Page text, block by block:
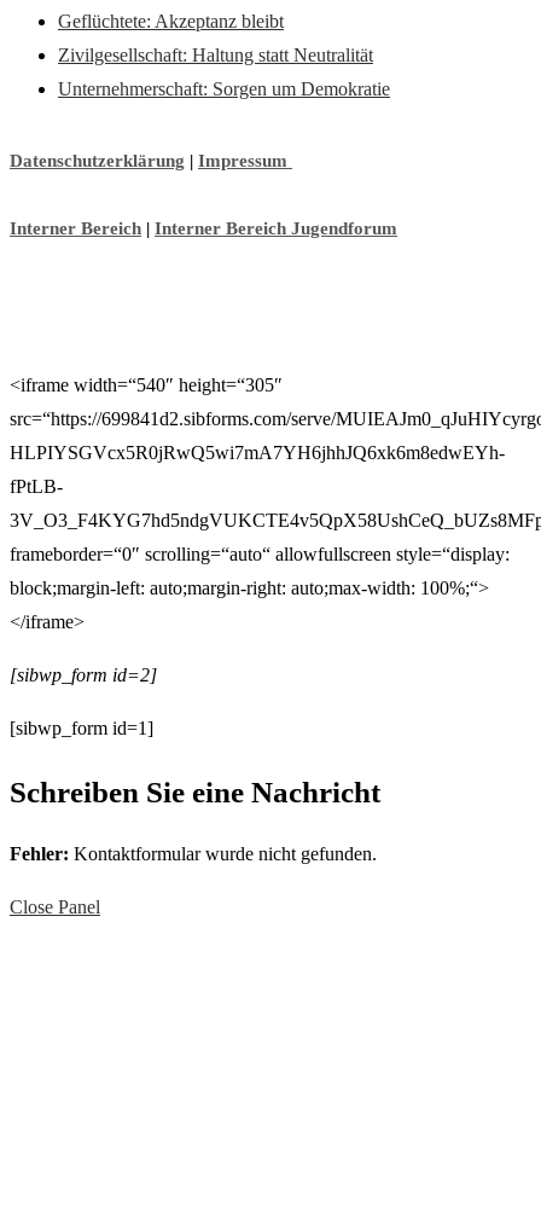
Geflüchtete: Akzeptanz bleibt
Zivilgesellschaft: Haltung statt Neutralität
Unternehmerschaft: Sorgen um Demokratie
Datenschutzerklärung | Impressum
Interner Bereich | Interner Bereich Jugendforum
<iframe width=“540″ height=“305″
src=“https://699841d2.sibforms.com/serve/
HLPIYSGVcx5R0jRwQ5wi7mA7YH6jhhJQ6xk6m8edwEYh-
fPtLB-
frameborder=“0″ scrolling=“auto“ allowfullscreen style=“display:
block;margin-left: auto;margin-right: auto;max-width: 100%;“>
</iframe>
[sibwp_form id=2]
[sibwp_form id=1]
Schreiben Sie eine Nachricht
Fehler: Kontaktformular wurde nicht gefunden.
Close Panel